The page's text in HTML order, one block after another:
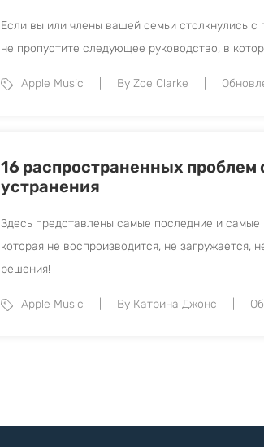
Если вы или члены вашей семьи столкнулись
не пропустите следующее руководство, в
Apple Music By Zoe Clarke
16 распространенных проблем
устранения
Здесь представлены самые последние и
которая не воспроизводится, не загружается,
решения!
Apple Music By Катрина Джонс